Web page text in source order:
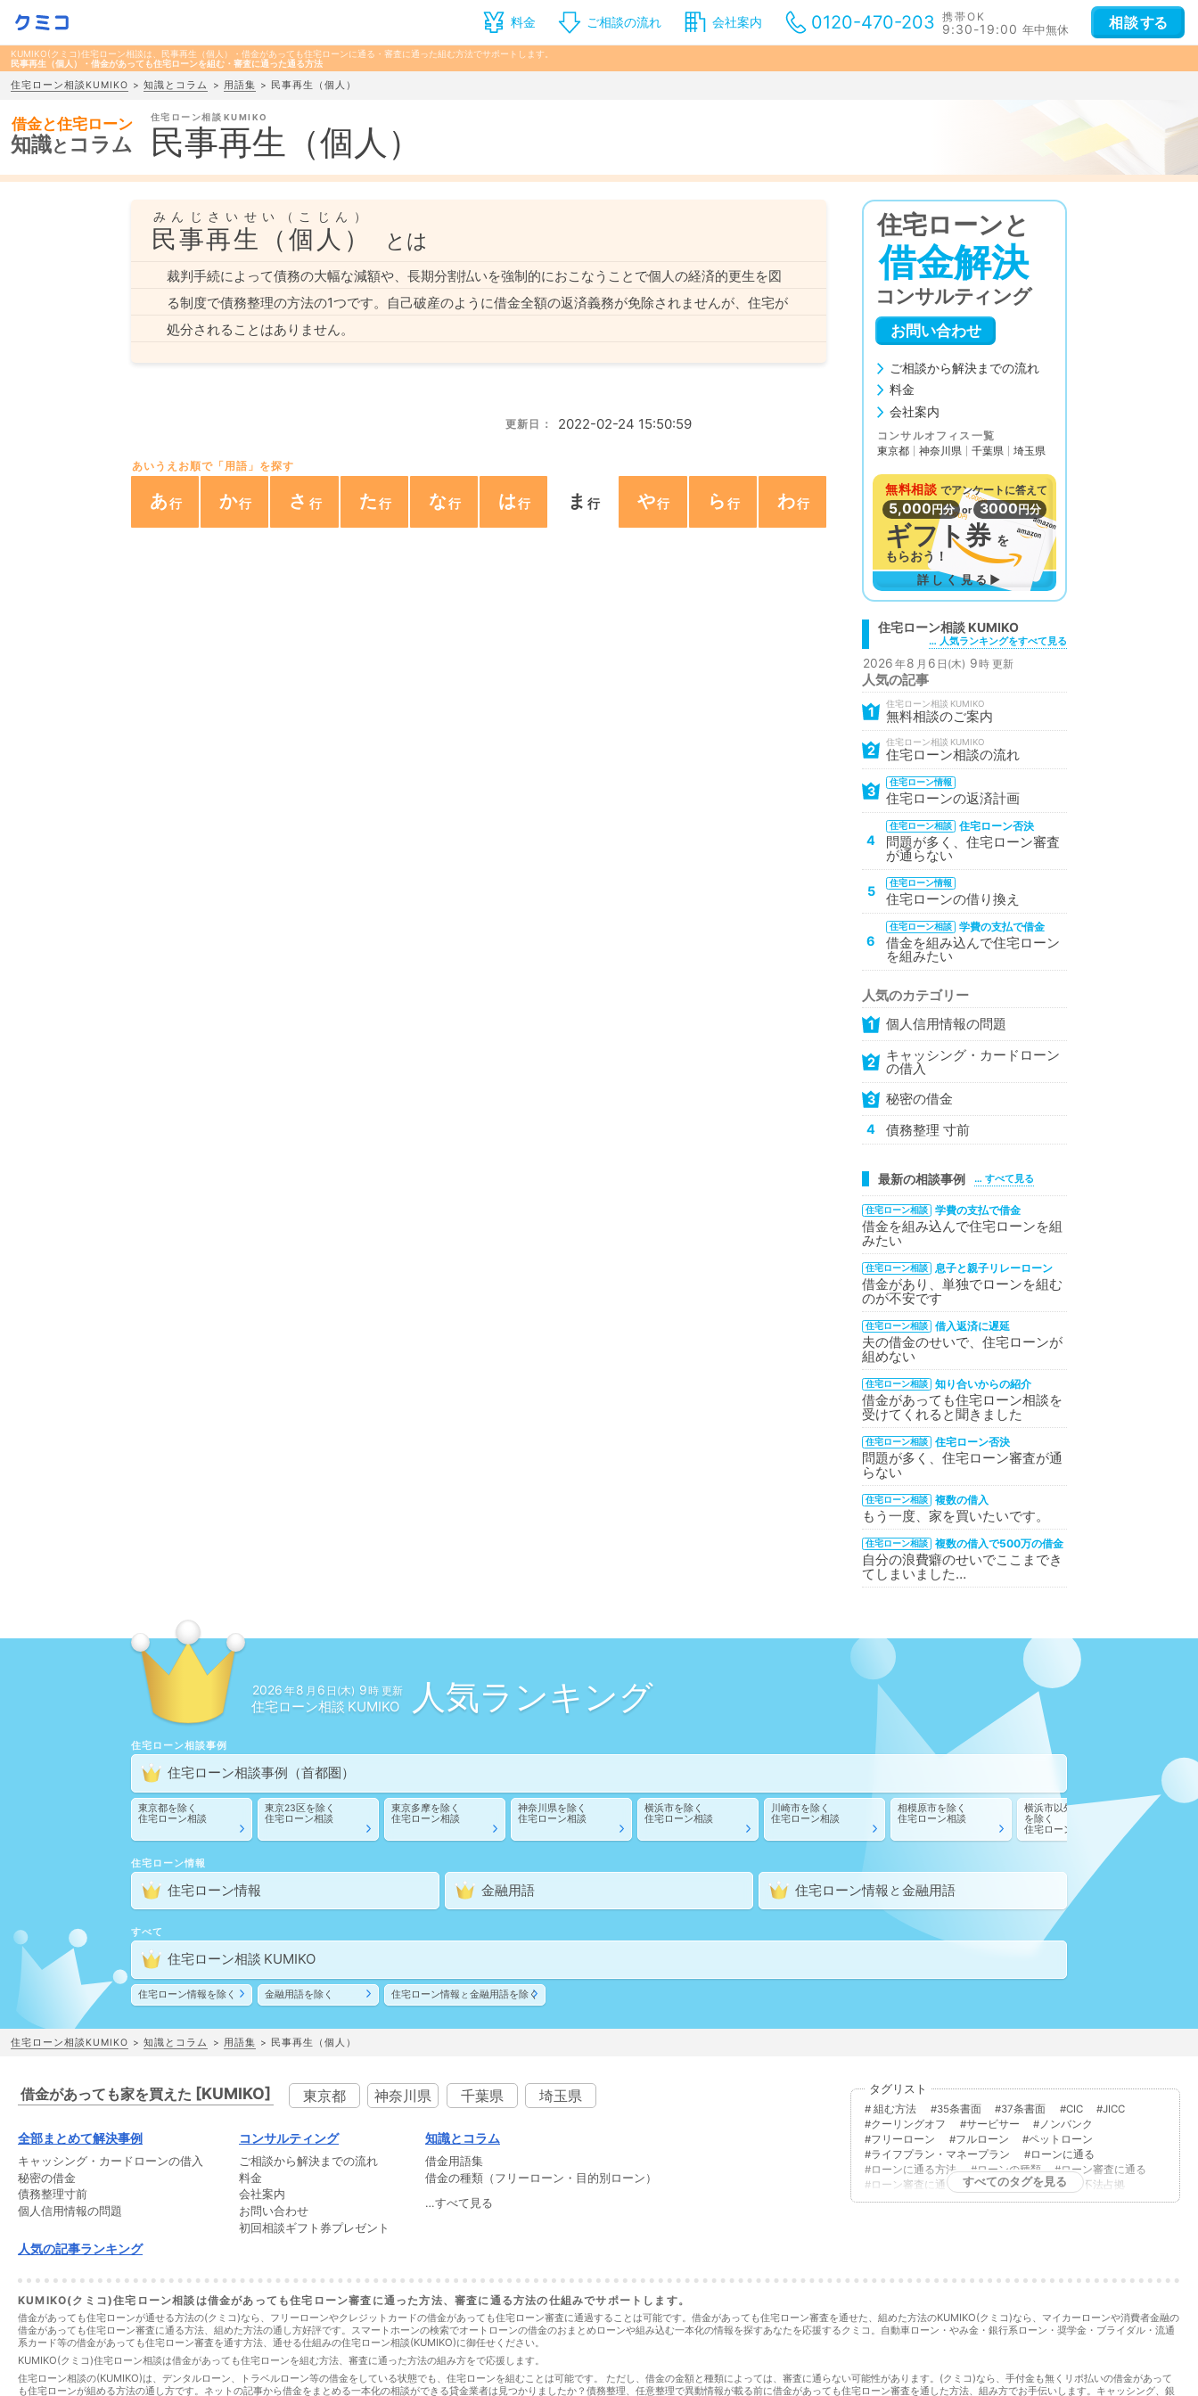
KUMIKO(クミコ)住宅ローン相談は、民事再生（個人）・借金があっても住宅ローンに通る・審査に通った組む方法でサポートします。
民事再生（個人）・借金があっても住宅ローンを組む・審査に通った通る方法
住宅ローン相談KUMIKO 知識とコラム 用語集 民事再生（個人）
借金と住宅ローン
知識と コラム
住宅ローン相談
民事再生（個人）
民事再生（個人）
みんじさいせい（こじん）
とは
裁判手続によって債務の大幅な減額や、長期分割払いを強制的におこなうことで個人の経済的更生を図
る制度で債務整理の方法の1つです。自己破産のように借金全額の返済義務が免除されませんが、住宅が
処分されることはありません。
更新日： 2022-02-24 15:50:59
あいうえお順で「用語」を探す
あ か さ た な は ま や ら わ
住宅ローンと
借金解決
コンサルティング
お問い合わせ
ご相談から解決までの流れ
料金
会社案内
コンサルオフィス一覧
東京都
神奈川県 千葉県 埼玉県
無料相談 でアンケートに答えて
5,000円分 or 3000円分
ギフト券 を
もらおう！
詳しく見る▶
住宅ローン相談
… 人気ランキングをすべて見る
2026 年8 月 6 日(木) 9時 更新
人気の記事
1
住宅ローン相談
無料相談のご案内
2
住宅ローン相談
住宅ローン相談の流れ
3
住宅ローン情報
住宅ローンの返済計画
4
住宅ローン相談 住宅ローン否決
問題が多く、住宅ローン審査
が通らない
5
住宅ローン情報
住宅ローンの借り換え
6
住宅ローン相談 学費の支払で借金
借金を組み込んで住宅ローン
を組みたい
人気のカテゴリー
1 個人信用情報の問題
2 キャッシング・カードローン
の借入
3 秘密の借金
4 債務整理 寸前
最新の相談事例 … すべて見る
住宅ローン相談 学費の支払で借金
借金を組み込んで住宅ローンを組
みたい
住宅ローン相談 息子と親子リレーローン
借金があり、単独でローンを組む
のが不安です
住宅ローン相談 借入返済に遅延
夫の借金のせいで、住宅ローンが
組めない
住宅ローン相談 知り合いからの紹介
借金があっても住宅ローン相談を
受けてくれると聞きました
住宅ローン相談 住宅ローン否決
問題が多く、住宅ローン審査が通
らない
住宅ローン相談 複数の借入
もう一度、家を買いたいです。
住宅ローン相談 複数の借入で500万の借金
自分の浪費癖のせいでここまでき
てしまいました…
2026 年8 月 6 日(木) 9時 更新
住宅ローン相談 人気ランキング
住宅ローン相談事例
住宅ローン相談事例 （首都圏）
東京都を除く
住宅ローン相談
東京23区を除く
住宅ローン相談
東京多摩を除く
住宅ローン相談
神奈川県を除く
住宅ローン相談
横浜市を除く
住宅ローン相談
川崎市を除く
住宅ローン相談
相模原市を除く
住宅ローン相談
横浜市以外の神奈川県
を除く
住宅ローン相談
川崎市以
住宅ローン情報
住宅ローン情報 金融用語 住宅ローン情報 と 金融用語
すべて
住宅ローン相談
住宅ローン情報を除く 金融用語を除く 住宅ローン情報 と 金融用語を除く
住宅ローン相談KUMIKO 知識とコラム 用語集 民事再生（個人）
料金 ご相談の流れ 会社案内 0120-470-203 携帯OK
9:30-19:00 年中無休 相談する
借金があっても家を買えた [KUMIKO] 東京都 神奈川県 千葉県 埼玉県
全部まとめて解決事例
キャッシング ・ カードローンの借入
秘密の借金
債務整理寸前
個人信用情報の問題
人気の記事ランキング
コンサルティング
ご相談から解決までの流れ
料金
会社案内
お問い合わせ
初回相談ギフト券プレゼント
知識とコラム
借金用語集
借金の種類（フリーローン・目的別ローン）
…すべて見る
タグリスト
組む方法 35条書面 37条書面 CIC
JICC
クーリングオフ
サービサー
ノンバンク
フリーローン
フルローン
ペットローン
ライフプラン・マネープラン
ローンに通る
ローンに通る方法
ローンの種類
ローン審査に通る
ローン審査に通る方法
不動産取得税
不法占拠
不法行為
二重譲渡 代物弁済 代理人
代襲相続
住宅ローン相談
住宅購入 使用者責任
使用貸借
借金あってもローンに通る
借金あってもローンに通る方法
借金あっても住宅ローンに通る
すべてのタグを見る
KUMIKO(クミコ)住宅ローン相談は借金があっても住宅ローン審査に通った方法、審査に通る方法の仕組みでサポートします。
借金があっても住宅ローンが通せる方法の(クミコ)なら、フリーローンやクレジットカードの借金があっても住宅ローン審査に通過することは可能です。借金があっても住宅ローン審査を通せた、組めた方法のKUMIKO(クミコ)なら、マイカーローンや消費者金融の
借金があっても住宅ローン審査に通る方法、組めた方法の通し方好評です。スマートホーンの検索でオートローンの借金のおまとめローンや組み込む一本化の情報を探すあなたを応援するクミコ。自動車ローン・やみ金・銀行系ローン・奨学金・ブライダル・流通
系カード等の借金があっても住宅ローン審査を通す方法、通せる仕組みの住宅ローン相談(KUMIKO)に御任せください。
KUMIKO(クミコ)住宅ローン相談は借金があっても住宅ローンを組む方法、審査に通った方法の組み方をで応援します。
住宅ローン相談の(KUMIKO)は、デンタルローン、トラベルローン等の借金をしている状態でも、住宅ローンを組むことは可能です。 ただし、借金の金額と種類によっては、審査に通らない可能性があります。(クミコ)なら、手付金も無くリボ払いの借金があって
も住宅ローンが組める方法の通し方です。ネットの記事から借金をまとめる一本化の相談ができる貸金業者は見つかりましたか？債務整理、任意整理で異動情報が載る前に借金があっても住宅ローン審査を通した方法、組み方でお手伝いします。キャッシング、銀